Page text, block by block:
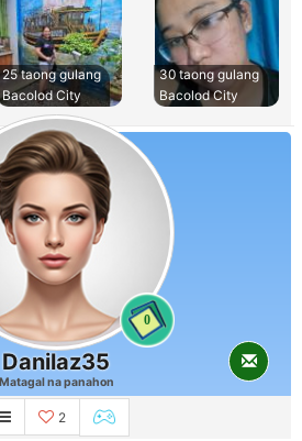
25 taong gulang
Bacolod City
30 taong gulang
Bacolod City
0
Danilaz35
na panahon
2